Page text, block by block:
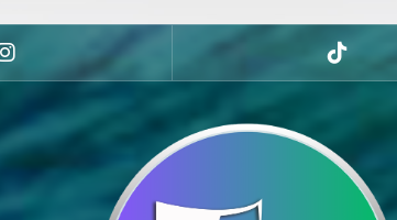
Instagram tiktok